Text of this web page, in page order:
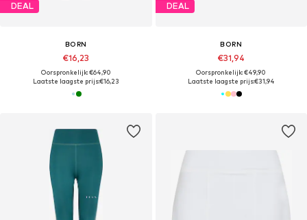
DEAL
BORN
€16,23
Oorspronkelijk: €64,90
Laatste laagste prijs:€16,23
DEAL
BORN
€31,94
Oorspronkelijk: €49,90
Laatste laagste prijs:€31,94